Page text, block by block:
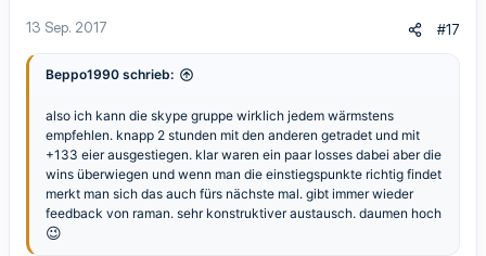
13 Sep. 2017 #17
Beppo1990 schrieb:
also ich kann die skype gruppe wirklich jedem wärmstens
empfehlen. knapp 2 stunden mit den anderen getradet und mit
+133 eier ausgestiegen. klar waren ein paar losses dabei aber die
wins überwiegen und wenn man die einstiegspunkte richtig findet
merkt man sich das auch fürs nächste mal. gibt immer wieder
feedback von raman. sehr konstruktiver austausch. daumen hoch
😉